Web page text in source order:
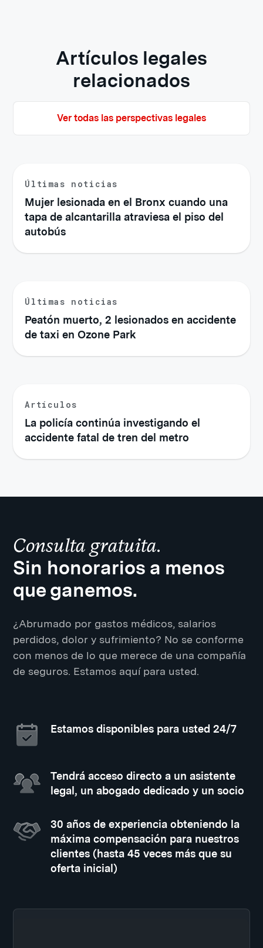
Artículos legales
relacionados
Ver todas las perspectivas legales
Últimas noticias
Mujer lesionada en el Bronx cuando una
tapa de alcantarilla atraviesa el piso del
autobús
Últimas noticias
Peatón muerto, 2 lesionados en accidente
de taxi en Ozone Park
Artículos
La policía continúa investigando el
accidente fatal de tren del metro
Consulta gratuita.
Sin honorarios a menos
que ganemos.
¿Abrumado por gastos médicos, salarios
perdidos, dolor y sufrimiento? No se conforme
con menos de lo que merece de una compañía
de seguros. Estamos aquí para usted.
Estamos disponibles para usted 24/7
Tendrá acceso directo a un asistente
legal, un abogado dedicado y un socio
30 años de experiencia obteniendo la
máxima compensación para nuestros
clientes (hasta 45 veces más que su
oferta inicial)